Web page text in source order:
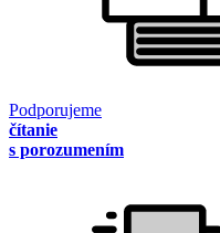
Podporujeme
čítanie
s porozumením